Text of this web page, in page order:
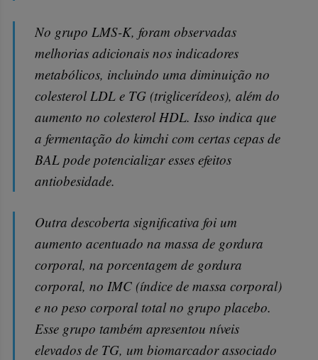
No grupo LMS-K, foram observadas
melhorias adicionais nos indicadores
metabólicos, incluindo uma diminuição no
colesterol LDL e TG (triglicerídeos), além do
aumento no colesterol HDL. Isso indica que
a fermentação do kimchi com certas cepas de
BAL pode potencializar esses efeitos
antiobesidade.
Outra descoberta significativa foi um
aumento acentuado na massa de gordura
corporal, na porcentagem de gordura
corporal, no IMC (índice de massa corporal)
e no peso corporal total no grupo placebo.
Esse grupo também apresentou níveis
elevados de TG, um biomarcador associado